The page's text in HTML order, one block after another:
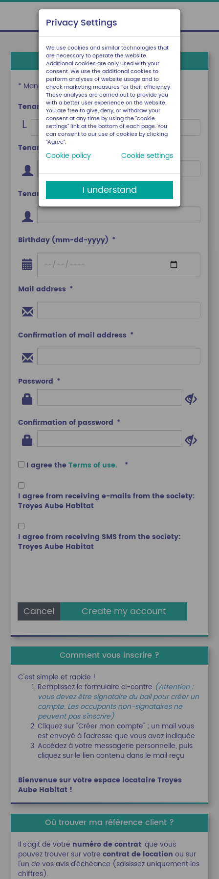
Privacy Settings
We use cookies and similar technologies that
are necessary to operate the website.
Additional cookies are only used with your
consent. We use the additional cookies to
perform analyses of website usage and to
check marketing measures for their efficiency.
These analyses are carried out to provide you
with a better user experience on the website.
You are free to give, deny, or withdraw your
consent at any time by using the "cookie
settings" link at the bottom of each page. You
can consent to our use of cookies by clicking
"Agree".
Cookie policy Cookie settings
I understand
Inscription à l'espace locataire
* Mandatory fields
Tenant's number
L
Tenant's lastname
Tenant's firstname
Birthday (mm-dd-yyyy)
Mail address
Confirmation of mail address
Password
Confirmation of password
I agree theTerms of use.
I agree from receiving e-mails from the society:
Troyes Aube Habitat
I agree from receiving SMS from the society:
Troyes Aube Habitat
Cancel
Comment vous inscrire ?
C'est simple et rapide !
Remplissez le formulaire ci-contre (Attention :
vous devez être signataire du bail pour créer un
compte. Les occupants non-signataires ne
peuvent pas s'inscrire)
Cliquez sur "Créer mon compte" ; un mail vous
est envoyé à l'adresse que vous avez indiquée
Accédez à votre messagerie personnelle, puis
cliquez sur le lien contenu dans le mail reçu
Bienvenue sur votre espace locataire Troyes
Aube Habitat !
Où trouver ma référence client ?
Il s'agit de votre numéro de contrat, que vous
pouvez trouver sur votrecontrat de location ou sur
l'un de vos avis d'échéance (saisissez uniquement les
chiffres).